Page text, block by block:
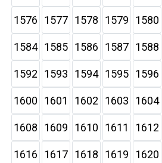
1576 1577 1578 1579 1580
1584 1585 1586 1587 1588
1592 1593 1594 1595 1596
1600 1601 1602 1603 1604
1608 1609 1610 1611 1612
1616 1617 1618 1619 1620